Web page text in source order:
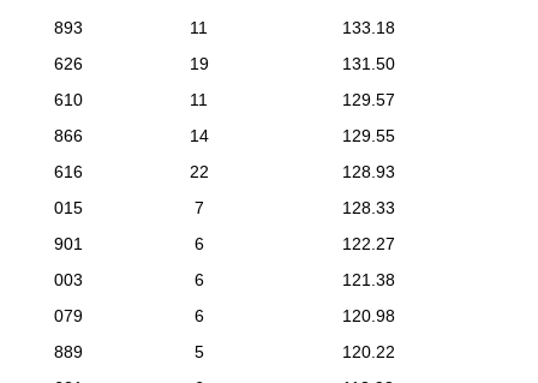
893
11
133.18
626
19
131.50
610
11
129.57
866
14
129.55
616
22
128.93
015
7
128.33
901
6
122.27
003
6
121.38
079
6
120.98
889
5
120.22